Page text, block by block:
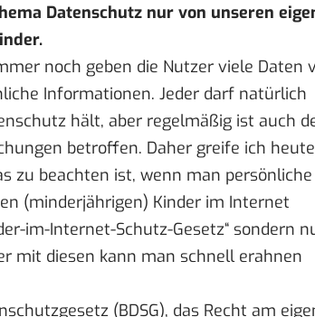
Datenschutz nur von unseren
noch geben die Nutzer viele Daten
Informationen. Jeder darf natürlich
hält, aber regelmäßig ist auch
betroffen. Daher greife ich heute
zu beachten ist, wenn man persönliche
(minderjährigen) Kinder im Internet
im-Internet-Schutz-Gesetz“ sondern
mit diesen kann man schnell erahnen
(BDSG), das Recht am